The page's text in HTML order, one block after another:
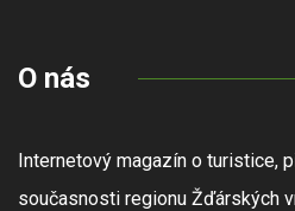
O nás
Internetový magazín o turistice,
současnosti regionu Žďárských